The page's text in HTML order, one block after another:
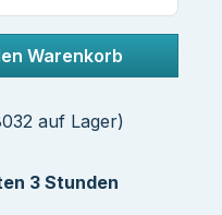
Warenkorb
auf Lager)
3 Stunden